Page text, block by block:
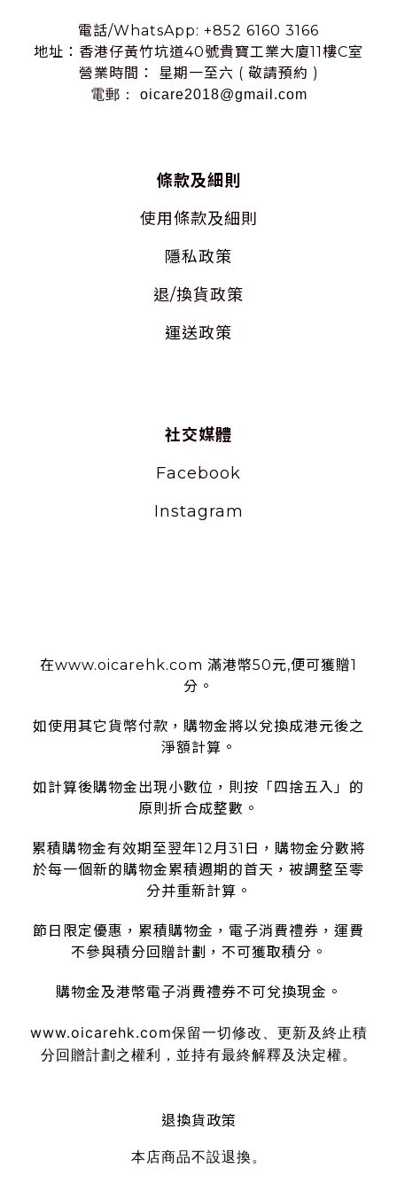
電話/WhatsApp: +852 6160 3166
地址：香港仔黃竹坑道40號貴寶工業大廈11樓C室
營業時間： 星期一至六 ( 敬請預約 )
電郵： oicare2018@gmail.com
條款及細則
使用條款及細則
隱私政策
退/換貨政策
運送政策
社交媒體
Facebook
Instagram
在www.oicarehk.com 滿港幣50元,便可獲贈1
分。
如使用其它貨幣付款，購物金將以兌換成港元後之
淨額計算。
如計算後購物金出現小數位，則按「四捨五入」的
原則折合成整數。
累積購物金有效期至翌年12月31日，購物金分數將
於每一個新的購物金累積週期的首天，被調整至零
分并重新計算。
節日限定優惠，累積購物金，電子消費禮券，運費
不參與積分回贈計劃，不可獲取積分。
購物金及港幣電子消費禮券不可兌換現金。
www.oicarehk.com保留一切修改、更新及終止積
分回贈計劃之權利，並持有最終解釋及決定權。
退換貨政策
本店商品不設退換。